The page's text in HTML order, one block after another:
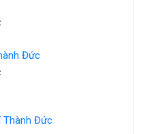
Đức
Thành Đức